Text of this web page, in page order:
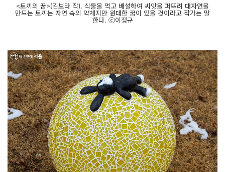
<토끼의 꿈>(김보라 작). 식물을 먹고 배설하여 씨앗을 퍼뜨려 대자연을
만드는 토끼는 자연 속의 약체지만 원대한 꿈이 있을 것이라고 작가는 말
한다. ⓒ이정규